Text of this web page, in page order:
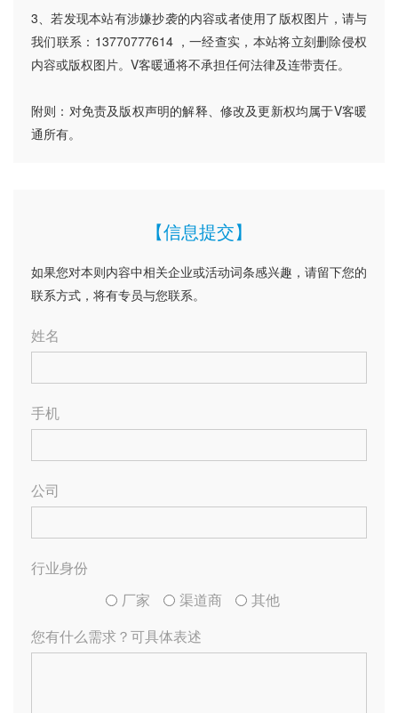
3、若发现本站有涉嫌抄袭的内容或者使用了版权图片，请与
我们联系：13770777614 ，一经查实，本站将立刻删除侵权
内容或版权图片。V客暖通将不承担任何法律及连带责任。
附则：对免责及版权声明的解释、修改及更新权均属于V客暖
通所有。